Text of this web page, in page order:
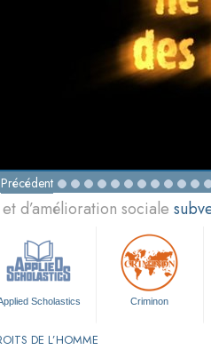
Précédent
d’amélioration sociale
Scholastics Criminon
DE L’HOMME